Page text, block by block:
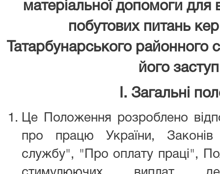
матеріальної допомоги для
побутових питань
Татарбунарського районного
його
І. Загальні
Це Положення розроблено
про працю України,
службу", "Про оплату праці",